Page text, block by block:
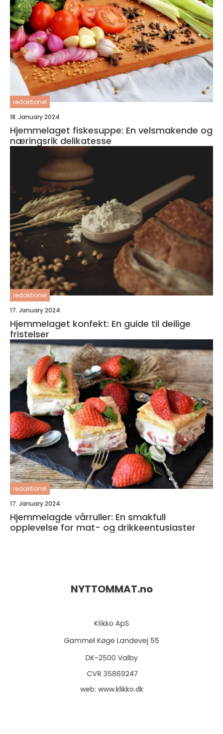
redaktionel
18. January 2024
Hjemmelaget fiskesuppe: En velsmakende og
næringsrik delikatesse
redaktionel
17. January 2024
Hjemmelaget konfekt: En guide til deilige
fristelser
redaktionel
17. January 2024
Hjemmelagde vårruller: En smakfull
opplevelse for mat- og drikkeentusiaster
NYTTOMMAT.no
web: www.klikko.dk